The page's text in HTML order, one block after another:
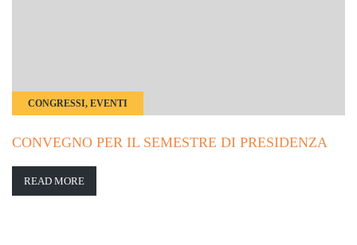
CONGRESSI, EVENTI
CONVEGNO PER IL SEMESTRE DI PRESIDENZA
READ MORE